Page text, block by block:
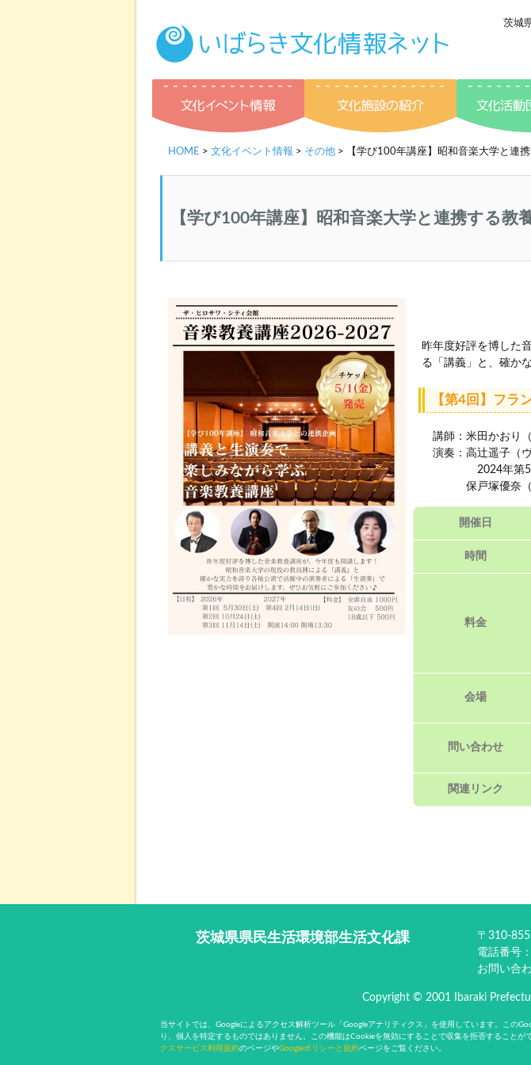
いば
茨城
文化イベント情報 文化施設の紹介
HOME > 文化イベント情報 > その他 > 【学び100年講座】昭和音楽大学と連
【学び100年講座】昭和音楽大学と連携する教
昨年度好評を博した
る「講義」と、確か
【第4回】フラ
講師：米田かおり（
演奏：高辻遥子（
2024年第50回茨
保戸塚優奈（ピ
開催日
時間
料金
会場
問い合わせ
関連リンク
茨城県県民生活環境部生活文化課
〒310-
電話番号
お問い合
Copyright © 2001 Ibaraki
当サイトでは、Googleによるアクセス解析ツール「Googleアナリティクス」を使用しています。この
り、個人を特定するものではありません。この機能はCookieを無効にすることで収集を拒否すること
クスサービス利用規約のページやGoogleポリシーと規約ページをご覧ください。